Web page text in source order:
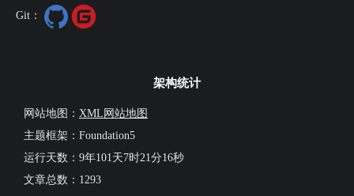
Git：
架构统计
网站地图： XML网站地图
主题框架：Foundation5
运行天数： 9年101天7时21分17秒
文章总数：1293